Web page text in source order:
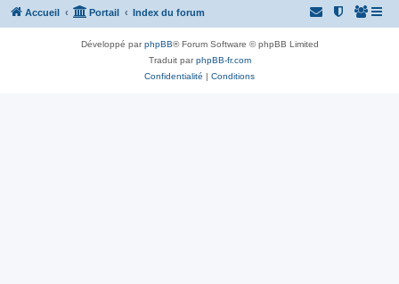
Accueil Portail Index du forum
Développé parphpBB® Forum Software © phpBB Limited
Traduit parphpBB-fr.com
Confidentialité | Conditions